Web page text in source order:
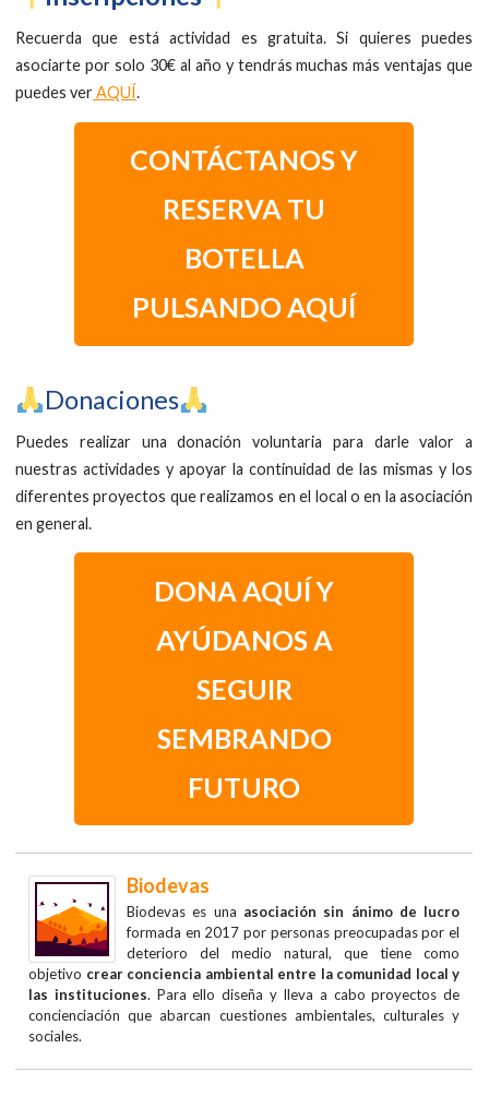
Recuerda que está actividad es gratuita. Si quieres puedes
asociarte por solo 30€ al año y tendrás muchas más ventajas que
puedes verAQUÍ.
CONTÁCTANOS Y
RESERVA TU
BOTELLA
PULSANDO AQUÍ
​Donaciones
Puedes realizar una donación voluntaria para darle valor a
nuestras actividades y apoyar la continuidad de las mismas y los
diferentes proyectos que realizamos en el local o en la asociación
en general.
DONA AQUÍ Y
AYÚDANOS A
SEGUIR
SEMBRANDO
FUTURO
Biodevas
Biodevas es una asociación sin ánimo de lucro
formada en 2017 por personas preocupadas por el
deterioro del medio natural, que tiene como
objetivo crear conciencia ambiental entre la comunidad local y
las instituciones. Para ello diseña y lleva a cabo proyectos de
concienciación que abarcan cuestiones ambientales, culturales y
sociales.